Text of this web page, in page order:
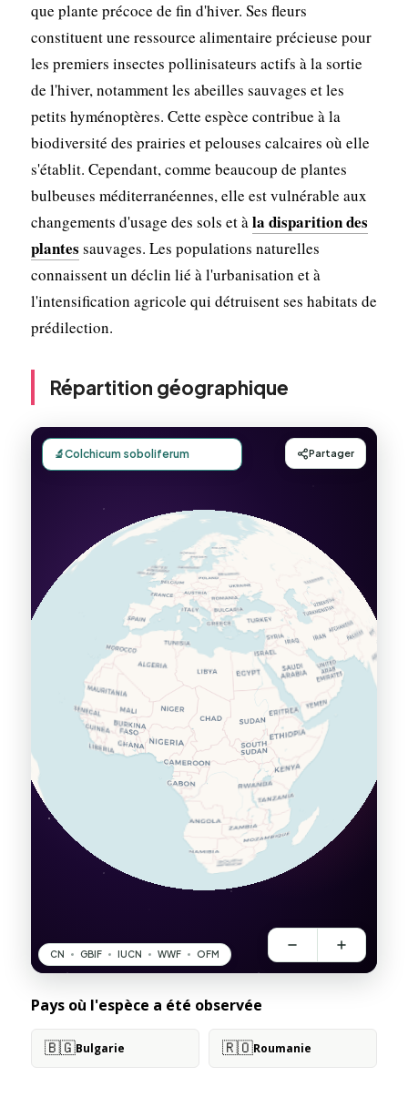
que plante précoce de fin d'hiver. Ses fleurs
constituent une ressource alimentaire précieuse pour
les premiers insectes pollinisateurs actifs à la sortie
de l'hiver, notamment les abeilles sauvages et les
petits hyménoptères. Cette espèce contribue à la
biodiversité des prairies et pelouses calcaires où elle
s'établit. Cependant, comme beaucoup de plantes
bulbeuses méditerranéennes, elle est vulnérable aux
changements d'usage des sols et àla disparition des
plantes sauvages. Les populations naturelles
connaissent un déclin lié à l'urbanisation et à
l'intensification agricole qui détruisent ses habitats de
prédilection.
Répartition géographique
Pays où l'espèce a été observée
🇧🇬Bulgarie 🇷🇴Roumanie